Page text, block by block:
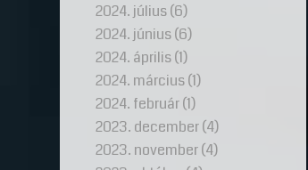
2024. július(6)
2024. június(6)
2024. április(1)
2024. március(1)
2024. február(1)
2023. december(4)
2023. november(4)